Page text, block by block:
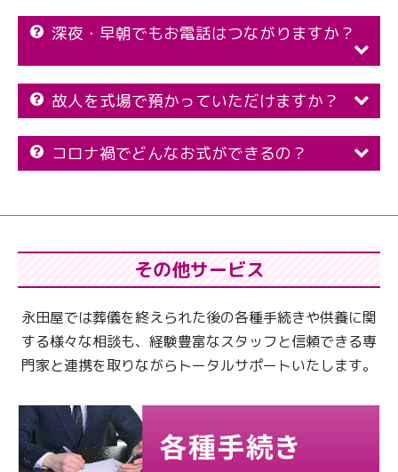
深夜・早朝でもお電話はつながりますか？
故人を式場で預かっていただけますか？
コロナ禍でどんなお式ができるの？
その他サービス
永田屋では葬儀を終えられた後の各種手続きや供養に関
する様々な相談も、 経験豊富なスタッフと信頼できる専
門家と連携を取りながらトータルサポートいたします。